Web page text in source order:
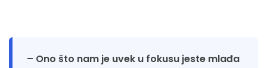
– Ono što nam je uvek u fokusu jeste mlađa